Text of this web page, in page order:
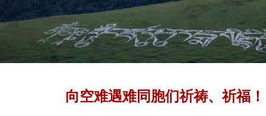
向空难遇难同胞们祈祷、祈福！